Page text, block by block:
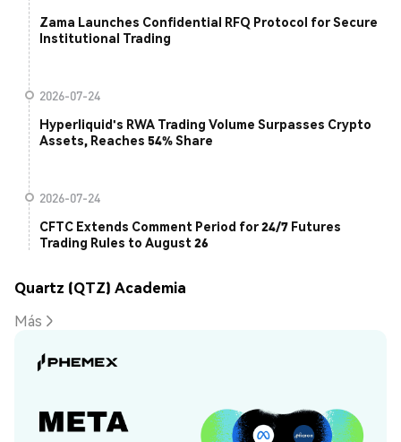
Zama Launches Confidential RFQ Protocol for Secure
Institutional Trading
2026-07-24
Hyperliquid's RWA Trading Volume Surpasses Crypto
Assets, Reaches 54% Share
2026-07-24
CFTC Extends Comment Period for 24/7 Futures
Trading Rules to August 26
Quartz (QTZ) Academia
Más